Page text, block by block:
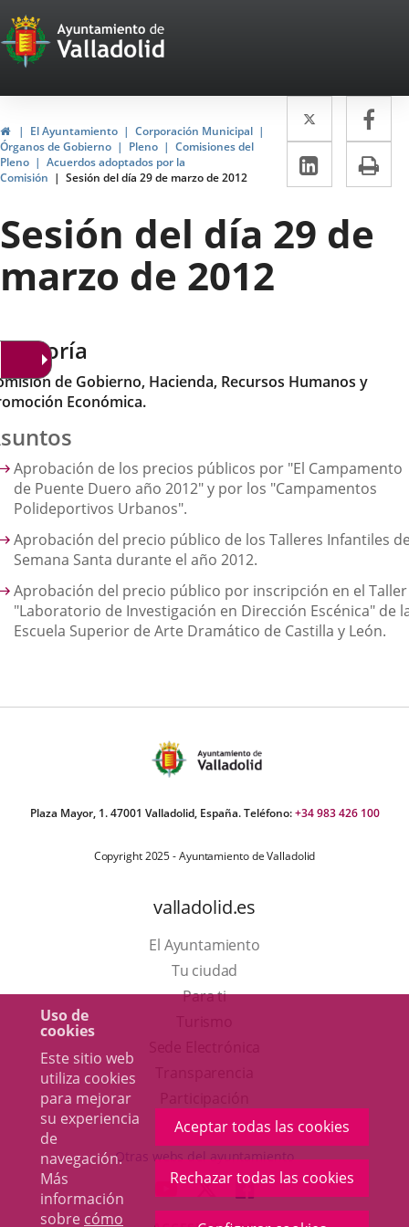
Uso de
cookies
Este sitio web
utiliza cookies
para mejorar
su experiencia
de
navegación.
Más
información
sobre cómo
Aceptar todas las cookies
Rechazar todas las cookies
Portal
Web
del
Ayuntamiento
de
Valladolid
InicioEl Ayuntamiento
Corporación Municipal
Órganos de Gobierno
Pleno
Comisiones del
Pleno
Acuerdos adoptados por la
Comisión
Sesión del día 29 de marzo de 2012
Twitter
Enlace
a
una
externa.
a
LinkedIn
Enlace
a
una
Sesión del día 29 de
marzo de 2012
de Gobierno, Hacienda, Recursos Humanos y
Económica.
Aprobación de los precios públicos por "El Campamento
de Puente Duero año 2012" y por los "Campamentos
Polideportivos Urbanos".
Aprobación del precio público de los Talleres Infantiles
Semana Santa durante el año 2012.
Aprobación del precio público por inscripción en el Taller
"Laboratorio de Investigación en Dirección Escénica" de
Escuela Superior de Arte Dramático de Castilla y León.
Plaza Mayor, 1. 47001 Valladolid, España. Teléfono:+34 983 426 100
Copyright 2025 - Ayuntamiento de Valladolid
valladolid.es
El Ayuntamiento
Tu ciudad
Para ti
en
una
ventana
nueva.
aplicación
externa.
Otras webs del ayuntamiento
ENLACE
A
ENLACE
A
ENLACE
A